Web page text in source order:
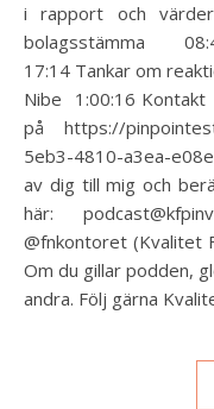
i rapport och
bolagsstämma
17:14 Tankar om
Nibe 1:00:16 Kontakt
på https://
5eb3-4810-a3ea-
av dig till mig och
här:
@fnkontoret (Kvalitet
Om du gillar podden,
andra. Följ gärna